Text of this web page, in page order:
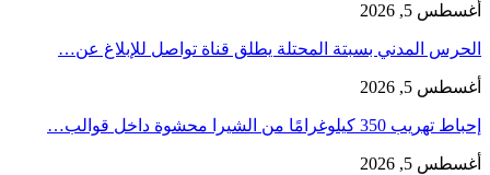
أغسطس 5, 2026
الحرس المدني بسبتة المحتلة يطلق قناة تواصل للإبلاغ عن…
أغسطس 5, 2026
إحباط تهريب 350 كيلوغرامًا من الشيرا محشوة داخل قوالب…
أغسطس 5, 2026